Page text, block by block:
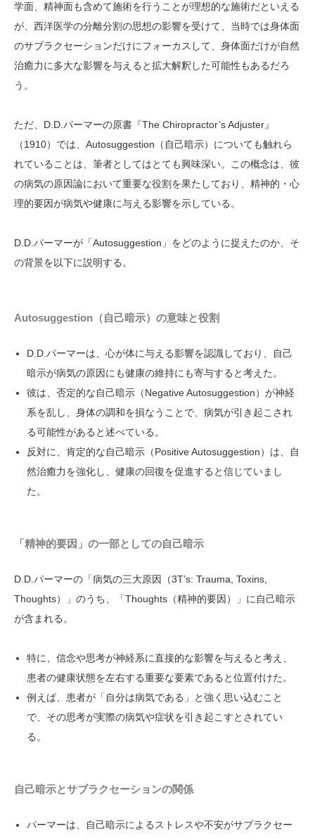
学面、精神面も含めて施術を行うことが理想的な施術だといえる
が、西洋医学の分離分割の思想の影響を受けて、当時では身体面
のサブラクセーションだけにフォーカスして、身体面だけが自然
治癒力に多大な影響を与えると拡大解釈した可能性もあるだろ
う。
ただ、D.D.パーマーの原書『The Chiropractor’s Adjuster』
（1910）では、Autosuggestion（自己暗示）についても触れら
れていることは、筆者としてはとても興味深い。この概念は、彼
の病気の原因論において重要な役割を果たしており、精神的・心
理的要因が病気や健康に与える影響を示している。
D.D.パーマーが「Autosuggestion」をどのように捉えたのか、そ
の背景を以下に説明する。
Autosuggestion（自己暗示）の意味と役割
D.D.パーマーは、心が体に与える影響を認識しており、自己
暗示が病気の原因にも健康の維持にも寄与すると考えた。
彼は、否定的な自己暗示（Negative Autosuggestion）が神経
系を乱し、身体の調和を損なうことで、病気が引き起こされ
る可能性があると述べている。
反対に、肯定的な自己暗示（Positive Autosuggestion）は、自
然治癒力を強化し、健康の回復を促進すると信じていまし
た。
「精神的要因」の一部としての自己暗示
D.D.パーマーの「病気の三大原因（3T’s: Trauma, Toxins,
Thoughts）」のうち、「Thoughts（精神的要因）」に自己暗示
が含まれる。
特に、信念や思考が神経系に直接的な影響を与えると考え、
患者の健康状態を左右する重要な要素であると位置付けた。
例えば、患者が「自分は病気である」と強く思い込むこと
で、その思考が実際の病気や症状を引き起こすとされてい
る。
自己暗示とサブラクセーションの関係
パーマーは、自己暗示によるストレスや不安がサブラクセー